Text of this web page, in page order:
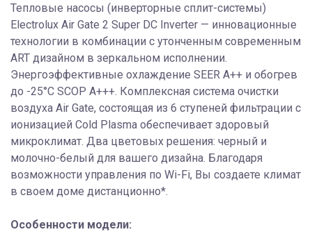
Тепловые насосы (инверторные сплит-системы)
Electrolux Air Gate 2 Super DC Inverter — инновационные
технологии в комбинации с утонченным современным
ART дизайном в зеркальном исполнении.
Энергоэффективные охлаждение SEER A++ и обогрев
до -25°С SCOP A+++. Комплексная система очистки
воздуха Air Gate, состоящая из 6 ступеней фильтрации с
ионизацией Cold Plasma обеспечивает здоровый
микроклимат. Два цветовых решения: черный и
молочно-белый для вашего дизайна. Благодаря
возможности управления по Wi-Fi, Вы создаете климат
в своем доме дистанционно*.
Особенности модели: